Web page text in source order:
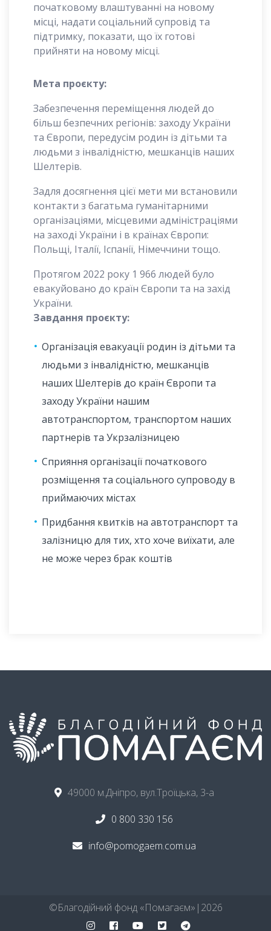
початковому влаштуванні на новому
місці, надати соціальний супровід та
підтримку, показати, що їх готові
прийняти на новому місці.
Мета проєкту:
Забезпечення переміщення людей до
більш безпечних регіонів: заходу України
та Європи, передусім родин із дітьми та
людьми з інвалідністю, мешканців наших
Шелтерів.
Задля досягнення цієї мети ми встановили
контакти з багатьма гуманітарними
організаціями, місцевими адміністраціями
на заході України і в країнах Європи:
Польщі, Італії, Іспанії, Німеччини тощо.
Протягом 2022 року 1 966 людей було
евакуйовано до країн Європи та на захід
України.
Завдання проєкту:
Організація евакуації родин із дітьми та
людьми з інвалідністю, мешканців
наших Шелтерів до країн Європи та
заходу України нашим
автотранспортом, транспортом наших
партнерів та Укрзалізницею
Сприяння організації початкового
розміщення та соціального супроводу в
приймаючих містах
Придбання квитків на автотранспорт та
залізницю для тих, хто хоче виїхати, але
не може через брак коштів
49000 м.Дніпро, вул.Троїцька, 3-а
0 800 330 156
info@pomogaem.com.ua
©ㅤБлагодійний фонд «Помагаєм»ㅤ|ㅤ 2026